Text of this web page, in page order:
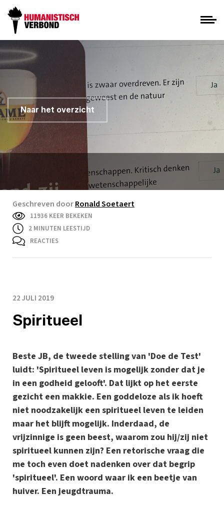
Naar het overzicht
Geschreven doorRonald Soetaert
11936 KEER BEKEKEN
2 MINUTEN LEESTIJD
REACTIES
22 JULI 2019
Spiritueel
Beste JB, de tweede stelling van 'Doe de Test'
luidt: 'Spiritueel leven is mogelijk zonder dat je
in een godheid gelooft'. Dat lijkt op het eerste
gezicht een makkie. Een goddeloze als ik hoeft
niet noodzakelijk een spiritueel leven te leiden
maar het blijft mogelijk. Inderdaad, de
vrijzinnige is geen beest, waarom zou hij/zij niet
spiritueel kunnen zijn? Een retorische vraag die
me toch even doet nadenken over dat begrip
'spiritueel'. Een woord waar ik een beetje van
huiver. Een jeugdtrauma.